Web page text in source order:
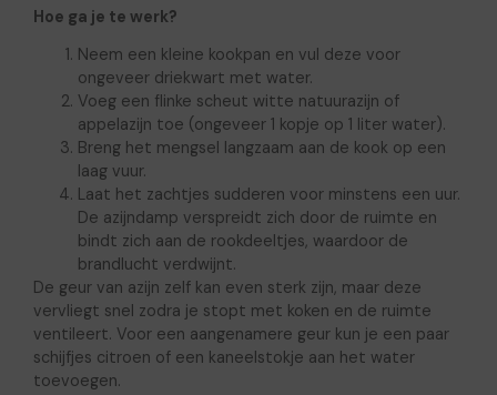
Hoe ga je te werk?
Neem een kleine kookpan en vul deze voor
ongeveer driekwart met water.
Voeg een flinke scheut witte natuurazijn of
appelazijn toe (ongeveer 1 kopje op 1 liter water).
Breng het mengsel langzaam aan de kook op een
laag vuur.
Laat het zachtjes sudderen voor minstens een uur.
De azijndamp verspreidt zich door de ruimte en
bindt zich aan de rookdeeltjes, waardoor de
brandlucht verdwijnt.
De geur van azijn zelf kan even sterk zijn, maar deze
vervliegt snel zodra je stopt met koken en de ruimte
ventileert. Voor een aangenamere geur kun je een paar
schijfjes citroen of een kaneelstokje aan het water
toevoegen.